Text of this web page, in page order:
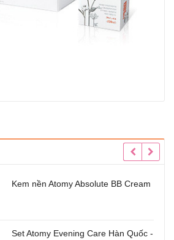
Atomy Absolute BB Cream
Evening Care Hàn Quốc - Bộ sản